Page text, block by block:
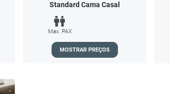
Standard Cama Casal
Max. PAX
MOSTRAR PREÇOS